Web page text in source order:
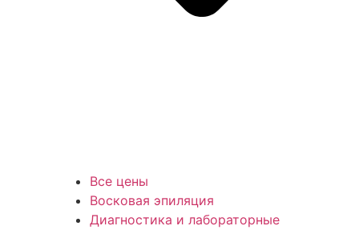
Все цены
Восковая эпиляция
Диагностика и лабораторные